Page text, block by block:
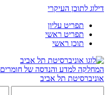
דילוג לתוכן העיקרי
תפריט עליון
תפריט ראשי
תוכן ראשי
המחלקה למדע והנדסה של חומרים
אוניברסיטת תל אביב